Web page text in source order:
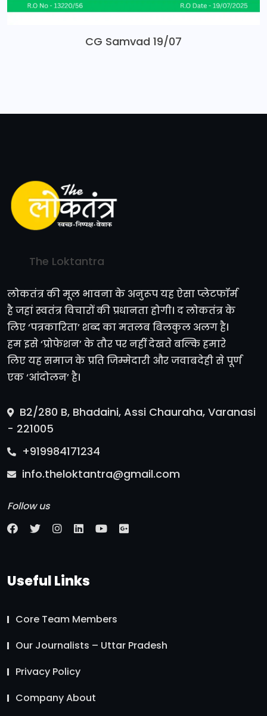
CG Samvad 19/07
The Loktantra
लोकतंत्र की मूल भावना के अनुरूप यह ऐसा प्लेटफॉर्म
है जहां स्वतंत्र विचारों की प्रधानता होगी। द लोकतंत्र के
लिए ‘पत्रकारिता’ शब्द का मतलब बिलकुल अलग है।
हम इसे ‘प्रोफेशन’ के तौर पर नहीं देखते बल्कि हमारे
लिए यह समाज के प्रति जिम्मेदारी और जवाबदेही से पूर्ण
एक ‘आंदोलन’ है।
B2/280 B, Bhadaini, Assi Chauraha, Varanasi
- 221005
+919984171234
info.theloktantra@gmail.com
Follow us
Useful Links
Core Team Members
Our Journalists – Uttar Pradesh
Privacy Policy
Company About